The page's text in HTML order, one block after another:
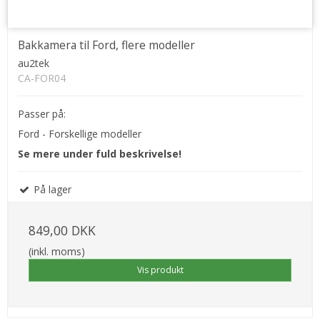
Bakkamera til Ford, flere modeller
au2tek
CA-FOR04
Passer på:
Ford - Forskellige modeller
Se mere under fuld beskrivelse!
På lager
849,00 DKK
(inkl. moms)
Vis produkt